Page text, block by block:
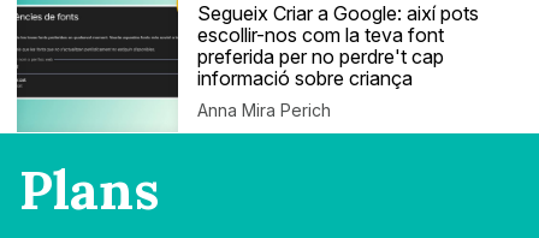
Segueix Criar a Google: així pots
escollir-nos com la teva font
preferida per no perdre't cap
informació sobre criança
Anna Mira Perich
Plans